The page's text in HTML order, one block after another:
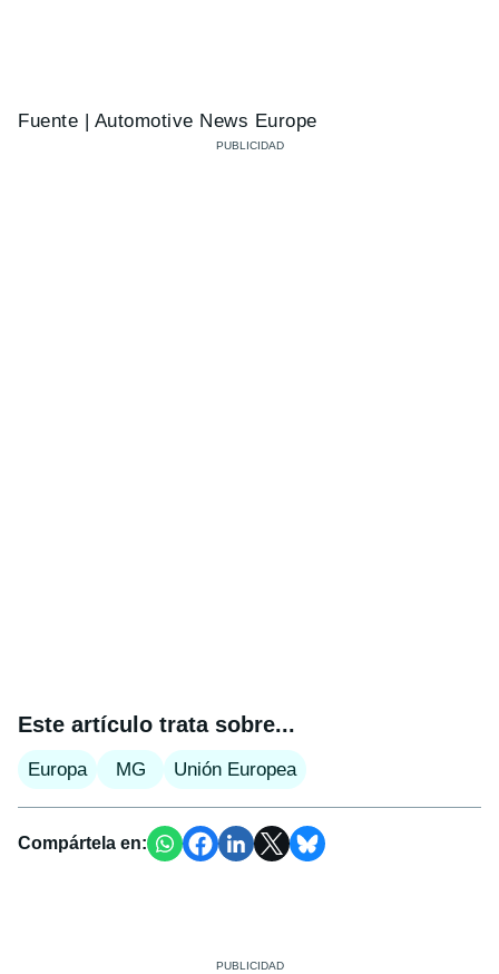
Fuente | Automotive News Europe
Este artículo trata sobre...
Europa MG Unión Europea
Compártela en: